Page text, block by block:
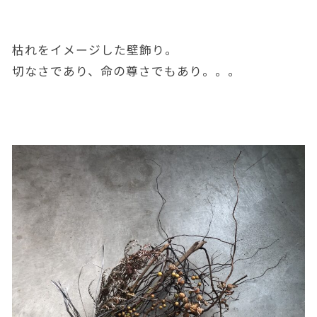
枯れをイメージした壁飾り。
切なさであり、命の尊さでもあり。。。